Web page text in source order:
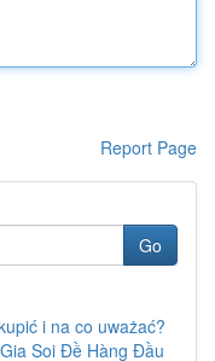
Report Page
Go
i na co uważać?
Soi Đề Hàng Đầu